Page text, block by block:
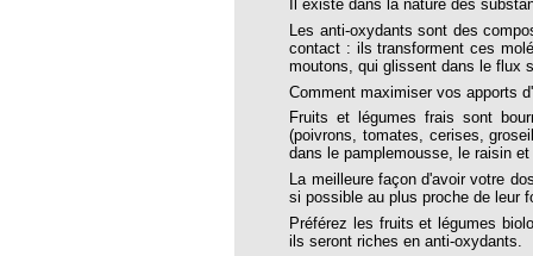
Il existe dans la nature des
Les anti-oxydants sont des
contact : ils transforment ces
moutons, qui glissent dans le flux
Comment maximiser vos apports
Fruits et légumes frais sont
(poivrons, tomates, cerises,
dans le pamplemousse, le raisin
La meilleure façon d'avoir votre
si possible au plus proche de leur
Préférez les fruits et légumes
ils seront riches en anti-oxydants.